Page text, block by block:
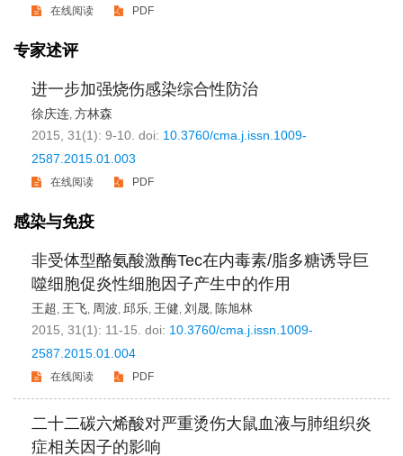
在线阅读 PDF
专家述评
进一步加强烧伤感染综合性防治
徐庆连, 方林森
2015, 31(1): 9-10. doi: 10.3760/cma.j.issn.1009-
2587.2015.01.003
在线阅读 PDF
感染与免疫
非受体型酪氨酸激酶Tec在内毒素/脂多糖诱导巨
噬细胞促炎性细胞因子产生中的作用
王超 , 王飞, 周波, 邱乐, 王健, 刘晟, 陈旭林
2015, 31(1): 11-15. doi: 10.3760/cma.j.issn.1009-
2587.2015.01.004
在线阅读 PDF
二十二碳六烯酸对严重烫伤大鼠血液与肺组织炎
症相关因子的影响